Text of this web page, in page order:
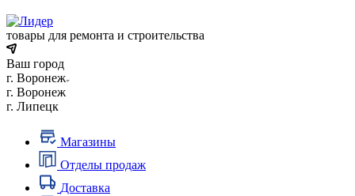
товары для ремонта и строительства
Ваш город
г. Воронеж
г. Воронеж
г. Липецк
Магазины
Отделы продаж
Доставка